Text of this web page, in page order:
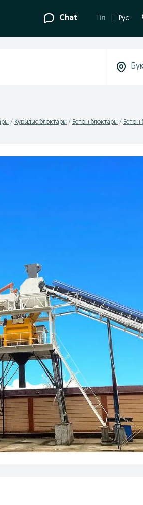
Chat Tіл Рус
Құрылыс блоктары Бетон блоктары Бетон